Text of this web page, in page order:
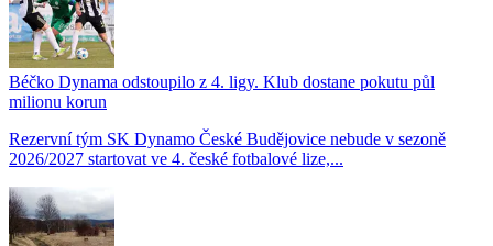
Béčko Dynama odstoupilo z 4. ligy. Klub dostane pokutu půl
milionu korun
Rezervní tým SK Dynamo České Budějovice nebude v sezoně
2026/2027 startovat ve 4. české fotbalové lize,...